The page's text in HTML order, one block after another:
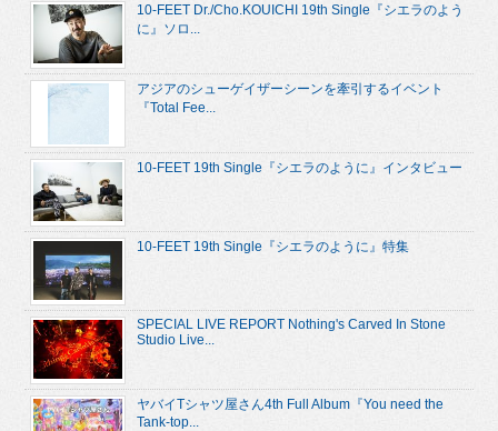
10-FEET Dr./Cho.KOUICHI 19th Single『シエラのよう
に』ソロ...
アジアのシューゲイザーシーンを牽引するイベント
『Total Fee...
10-FEET 19th Single『シエラのように』インタビュー
10-FEET 19th Single『シエラのように』特集
SPECIAL LIVE REPORT Nothing's Carved In Stone
Studio Live...
ヤバイTシャツ屋さん4th Full Album『You need the
Tank-top...